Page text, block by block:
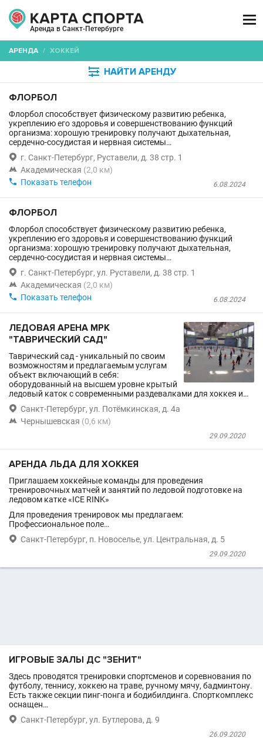
Аренда в Санкт-Петербурге

АРЕНДА / ХОККЕЙ
 НАЙТИ АРЕНДУ
ФЛОРБОЛ
Флорбол способствует физическому развитию ребенка,
укреплению его здоровья и совершенствованию функций
организма: хорошую тренировку получают дыхательная,
сердечно-сосудистая и нервная системы…
 г. Санкт-Петербург, Руставели, д. 38 стр. 1
 Академическая (2,0 км)
6.08.2024
 Показать телефон
ФЛОРБОЛ
Флорбол способствует физическому развитию ребенка,
укреплению его здоровья и совершенствованию функций
организма: хорошую тренировку получают дыхательная,
сердечно-сосудистая и нервная системы…
 г. Санкт-Петербург, ул. Руставели, д. 38 стр. 1
 Академическая (2,0 км)
6.08.2024
 Показать телефон
ЛЕДОВАЯ АРЕНА МРК
"ТАВРИЧЕСКИЙ САД"
Таврический сад - уникальный по своим
возможностям и предлагаемым услугам
объект включающий в себя:
оборудованный на высшем уровне крытый
ледовый каток с современными раздевалками для хоккея и…
 Санкт-Петербург, ул. Потёмкинская, д. 4а
 Чернышевская (0,6 км)
29.09.2020
АРЕНДА ЛЬДА ДЛЯ ХОККЕЯ
Приглашаем хоккейные команды для проведения
тренировочных матчей и занятий по ледовой подготовке на
ледовом катке «ICE RINK»
Для проведения тренировок мы предлагаем:
Профессиональное поле…
 Санкт-Петербург, п. Новоселье, ул. Центральная, д. 5
29.09.2020
ИГРОВЫЕ ЗАЛЫ ДС "ЗЕНИТ"
Здесь проводятся тренировки спортсменов и соревнования по
футболу, теннису, хоккею на траве, ручному мячу, бадминтону.
Есть также секции пинг-понга и бодибилдинга. Спорткомплекс
оснащен…
 Санкт-Петербург, ул. Бутлерова, д. 9
26.09.2020